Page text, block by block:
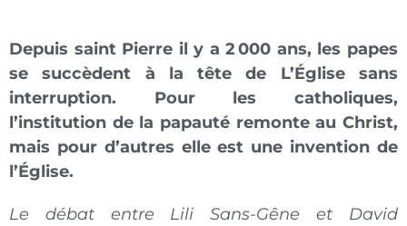
Depuis saint Pierre il y a 2000 ans, les papes
se succèdent à la tête de L’Église sans
interruption. Pour les catholiques,
l’institution de la papauté remonte au Christ,
mais pour d’autres elle est une invention de
l’Église.
Le débat entre Lili Sans-Gêne et David